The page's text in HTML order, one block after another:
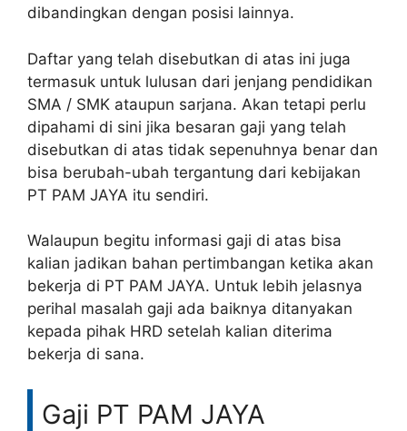
dibandingkan dengan posisi lainnya.
Daftar yang telah disebutkan di atas ini juga
termasuk untuk lulusan dari jenjang pendidikan
SMA / SMK ataupun sarjana. Akan tetapi perlu
dipahami di sini jika besaran gaji yang telah
disebutkan di atas tidak sepenuhnya benar dan
bisa berubah-ubah tergantung dari kebijakan
PT PAM JAYA itu sendiri.
Walaupun begitu informasi gaji di atas bisa
kalian jadikan bahan pertimbangan ketika akan
bekerja di PT PAM JAYA. Untuk lebih jelasnya
perihal masalah gaji ada baiknya ditanyakan
kepada pihak HRD setelah kalian diterima
bekerja di sana.
Gaji PT PAM JAYA